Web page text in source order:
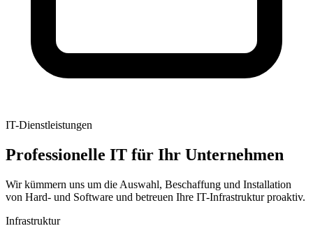
IT-Dienstleistungen
Professionelle IT für Ihr Unternehmen
Wir kümmern uns um die Auswahl, Beschaffung und Installation
von Hard- und Software und betreuen Ihre IT-Infrastruktur proaktiv.
Infrastruktur